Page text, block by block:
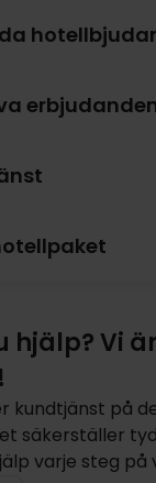
hjälp? Vi
kundtjänst på
säkerställer
varje steg på